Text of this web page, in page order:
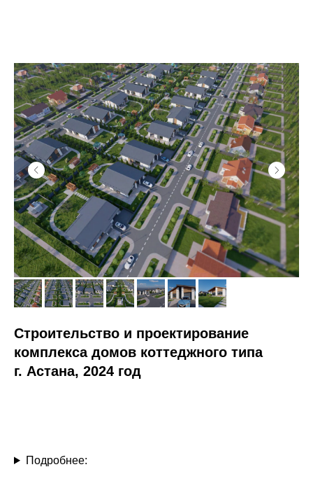
Строительство и проектирование
комплекса домов коттеджного типа
г. Астана, 2024 год
Подробнее: